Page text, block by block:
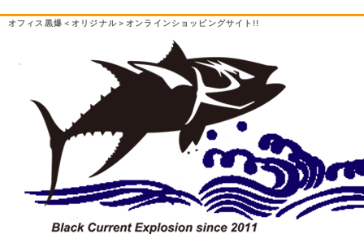
オフィス黒爆＜オリジナル＞オンラインショッピングサイト!!